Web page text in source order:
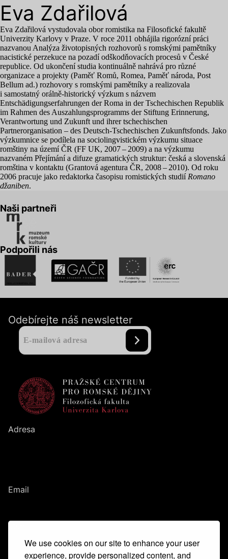
We use cookies on our site to enhance your user
experience, provide personalized content, and
Eva Zdařilová
Eva Zdařilová vystudovala obor romistika na Filosofické fakultě
Univerzity Karlovy v Praze. V roce 2011 obhájila rigorózní práci
nazvanou Analýza životopisných rozhovorů s romskými pamětníky
nacistické perzekuce na pozadí odškodňovacích procesů v České
republice. Od ukončení studia kontinuálně nahrává pro různé
organizace a projekty (Paměť Romů, Romea, Paměť národa, Post
Bellum ad.) rozhovory s romskými pamětníky a realizovala
i samostatný orálně-historický výzkum s názvem
Entschädigungserfahrungen der Roma in der Tschechischen Republik
im Rahmen des Auszahlungsprogramms der Stiftung Erinnerung,
Verantwortung und Zukunft und ihrer tschechischen
Partnerorganisation – des Deutsch-Tschechischen Zukunftsfonds. Jako
výzkumnice se podílela na sociolingvistickém výzkumu situace
romštiny na územíČR (FF UK, 2007– 2009) a na výzkumu
nazvaném Přejímání a difuze gramatických struktur: česká a slovenská
romština v kontaktu (Grantová agentura ČR, 2008– 2010). Od roku
2006 pracuje jako redaktorka časopisu romistických studií Romano
džaniben.
Naši partneři
Podpořili nás
Odebírejte náš newsletter
Adresa
Email
Hlavní idea